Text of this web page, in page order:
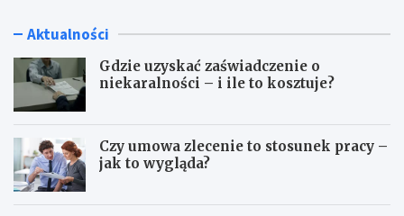
Aktualności
Gdzie uzyskać zaświadczenie o
niekaralności – i ile to kosztuje?
Czy umowa zlecenie to stosunek pracy –
jak to wygląda?